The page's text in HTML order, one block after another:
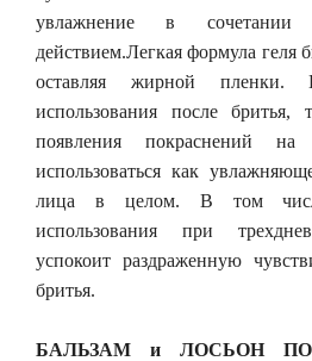
увлажнение в
действием.Легкая формула геля
оставляя жирной пленки.
использования после
появления покраснений
использоваться как
лица в целом. В том
использования при
успокоит раздраженную
бритья.
БАЛЬЗАМ и ЛОСЬОН